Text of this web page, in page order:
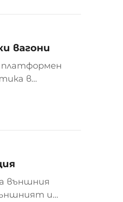
вагони
платформен
в
и
външния
им